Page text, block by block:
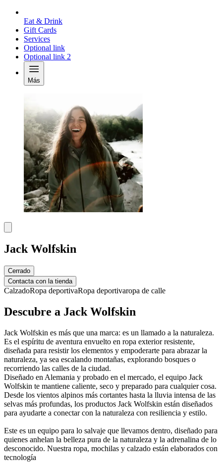
Eat & Drink
Gift Cards
Services
Optional link
Optional link 2
Más
Jack Wolfskin
Cerrado
Contacta con la tienda
CalzadoRopa deportivaRopa deportivaropa de calle
Descubre a Jack Wolfskin
Jack Wolfskin es más que una marca: es un llamado a la naturaleza.
Es el espíritu de aventura envuelto en ropa exterior resistente,
diseñada para resistir los elementos y empoderarte para abrazar la
naturaleza, ya sea escalando montañas, explorando bosques o
recorriendo las calles de la ciudad.
Diseñado en Alemania y probado en el mercado, el equipo Jack
Wolfskin te mantiene caliente, seco y preparado para cualquier cosa.
Desde los vientos alpinos más cortantes hasta la lluvia intensa de las
selvas más profundas, los productos Jack Wolfskin están diseñados
para ayudarte a conectar con la naturaleza con resiliencia y estilo.
Este es un equipo para lo salvaje que llevamos dentro, diseñado para
quienes anhelan la belleza pura de la naturaleza y la adrenalina de lo
desconocido. Nuestra ropa, mochilas y calzado están elaborados con
tecnología